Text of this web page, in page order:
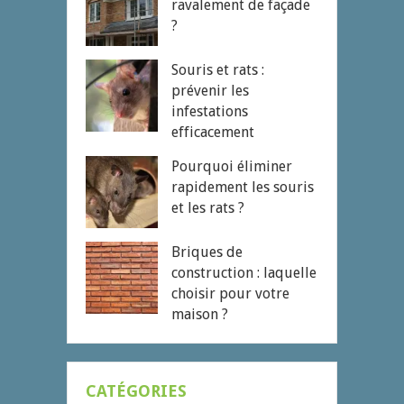
ravalement de façade
?
Souris et rats :
prévenir les
infestations
efficacement
Pourquoi éliminer
rapidement les souris
et les rats ?
Briques de
construction : laquelle
choisir pour votre
maison ?
CATÉGORIES